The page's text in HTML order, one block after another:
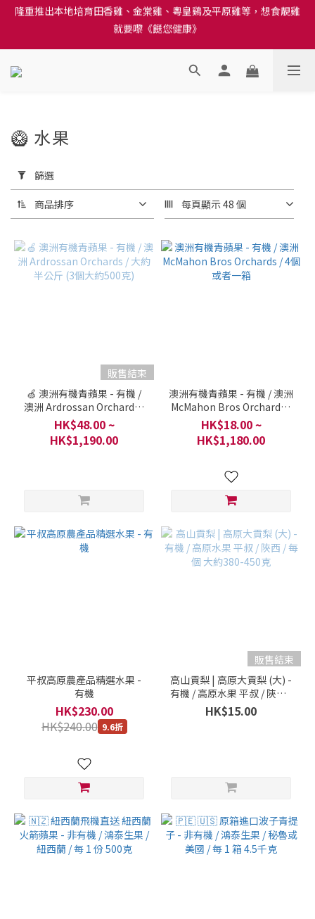
訂單結帳注意事項：送貨方法中選擇區域 - 然後當填寫地址時, 請
小心選擇分區及區域, 因資料錯誤會影響前往結帳
就要嚟《餸您健康》
用
篩
選
價格
(HK$)
🥝 水果
篩選
商品排序 每頁顯示 48 個
販售結束
🍏 澳洲有機青蘋果 - 有機 /
澳洲 Ardrossan Orchards /
大約半公斤 (3個大約500克)
HK$48.00 ~
HK$1,190.00
澳洲有機青蘋果 - 有機 / 澳洲
McMahon Bros Orchards /
4個 或者一箱
HK$18.00 ~
HK$1,180.00
平叔高原農產品精選水果 -
有機
HK$230.00
HK$240.00 9.6折
販售結束
高山貢梨 | 高原大貢梨 (大) -
有機 / 高原水果 平叔 / 陜西 /
每 個 大約380-450克
HK$15.00